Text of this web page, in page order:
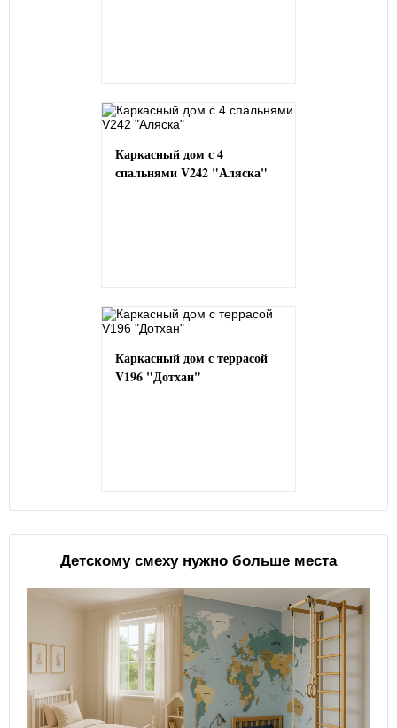
Каркасный дом с 4
спальнями V242 "Аляска"
Каркасный дом с террасой
V196 "Дотхан"
Детскому смеху нужно больше места